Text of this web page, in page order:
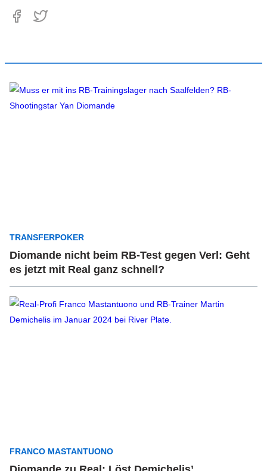
TRANSFERPOKER
Diomande nicht beim RB-Test gegen Verl: Geht
es jetzt mit Real ganz schnell?
FRANCO MASTANTUONO